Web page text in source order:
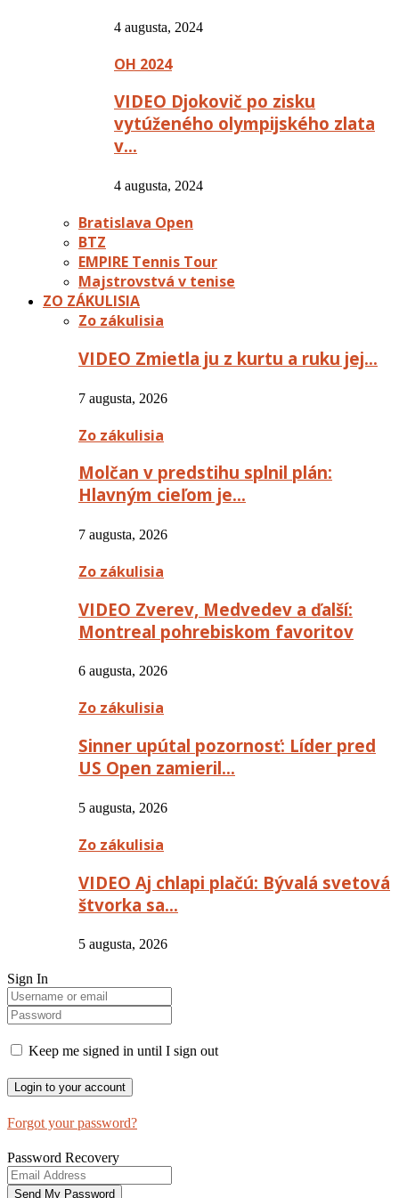
4 augusta, 2024
OH 2024
VIDEO Djokovič po zisku
vytúženého olympijského zlata
v…
4 augusta, 2024
Bratislava Open
BTZ
EMPIRE Tennis Tour
Majstrovstvá v tenise
ZO ZÁKULISIA
Zo zákulisia
VIDEO Zmietla ju z kurtu a ruku jej…
7 augusta, 2026
Zo zákulisia
Molčan v predstihu splnil plán:
Hlavným cieľom je…
7 augusta, 2026
Zo zákulisia
VIDEO Zverev, Medvedev a ďalší:
Montreal pohrebiskom favoritov
6 augusta, 2026
Zo zákulisia
Sinner upútal pozornosť: Líder pred
US Open zamieril…
5 augusta, 2026
Zo zákulisia
VIDEO Aj chlapi plačú: Bývalá svetová
štvorka sa…
5 augusta, 2026
Sign In
Keep me signed in until I sign out
Forgot your password?
Password Recovery